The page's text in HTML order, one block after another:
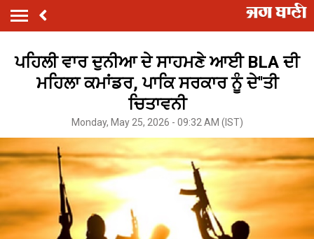
ਪਹਿਲੀ ਵਾਰ ਦੁਨੀਆ ਦੇ ਸਾਹਮਣੇ ਆਈ BLA ਦੀ
ਮਹਿਲਾ ਕਮਾਂਡਰ, ਪਾਕਿ ਸਰਕਾਰ ਨੂੰ ਦੇ''ਤੀ
ਚਿਤਾਵਨੀ
Monday, May 25, 2026 - 09:32 AM (IST)